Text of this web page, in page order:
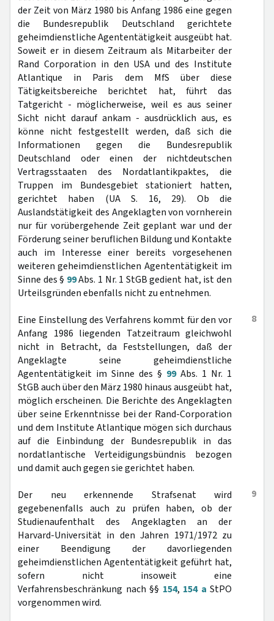
der Zeit von März 1980 bis Anfang 1986 eine gegen
die Bundesrepublik Deutschland gerichtete
geheimdienstliche Agententätigkeit ausgeübt hat.
Soweit er in diesem Zeitraum als Mitarbeiter der
Rand Corporation in den USA und des Institute
Atlantique in Paris dem MfS über diese
Tätigkeitsbereiche berichtet hat, führt das
Tatgericht - möglicherweise, weil es aus seiner
Sicht nicht darauf ankam - ausdrücklich aus, es
könne nicht festgestellt werden, daß sich die
Informationen gegen die Bundesrepublik
Deutschland oder einen der nichtdeutschen
Vertragsstaaten des Nordatlantikpaktes, die
Truppen im Bundesgebiet stationiert hatten,
gerichtet haben (UA S. 16, 29). Ob die
Auslandstätigkeit des Angeklagten von vornherein
nur für vorübergehende Zeit geplant war und der
Förderung seiner beruflichen Bildung und Kontakte
auch im Interesse einer bereits vorgesehenen
weiteren geheimdienstlichen Agententätigkeit im
Sinne des § 99Abs. 1 Nr. 1 StGB gedient hat, ist den
Urteilsgründen ebenfalls nicht zu entnehmen.
8
Eine Einstellung des Verfahrens kommt für den vor
Anfang 1986 liegenden Tatzeitraum gleichwohl
nicht in Betracht, da Feststellungen, daß der
Angeklagte seine geheimdienstliche
Agententätigkeit im Sinne des § 99Abs. 1 Nr. 1
StGB auch über den März 1980 hinaus ausgeübt hat,
möglich erscheinen. Die Berichte des Angeklagten
über seine Erkenntnisse bei der Rand-Corporation
und dem Institute Atlantique mögen sich durchaus
auf die Einbindung der Bundesrepublik in das
nordatlantische Verteidigungsbündnis bezogen
und damit auch gegen sie gerichtet haben.
9
Der neu erkennende Strafsenat wird
gegebenenfalls auch zu prüfen haben, ob der
Studienaufenthalt des Angeklagten an der
Harvard-Universität in den Jahren 1971/1972 zu
einer Beendigung der davorliegenden
geheimdienstlichen Agententätigkeit geführt hat,
sofern nicht insoweit eine
Verfahrensbeschränkung nach §§ 154, 154 a StPO
vorgenommen wird.